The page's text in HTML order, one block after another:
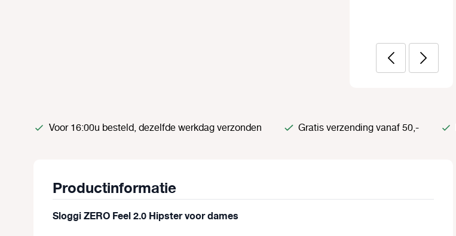
Voor 16:00u besteld, dezelfde werkdag verzonden Gratis verzending vanaf 50,-
Productinformatie
Sloggi ZERO Feel 2.0 Hipster voor dames